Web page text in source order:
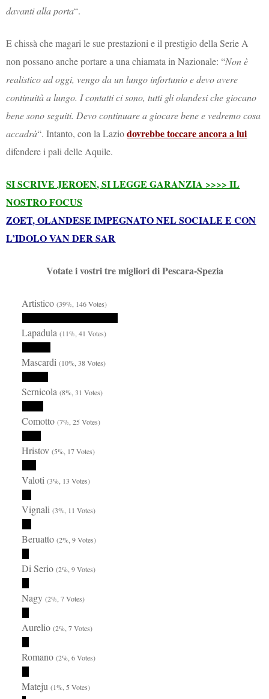
davanti alla porta“.
E chissà che magari le sue prestazioni e il prestigio della Serie A
non possano anche portare a una chiamata in Nazionale: “Non è
realistico ad oggi, vengo da un lungo infortunio e devo avere
continuità a lungo. I contatti ci sono, tutti gli olandesi che giocano
bene sono seguiti. Devo continuare a giocare bene e vedremo cosa
accadrà“. Intanto, con la Laziodovrebbe toccare ancora a lui
difendere i pali delle Aquile.
SI SCRIVE JEROEN, SI LEGGE GARANZIA >>>> IL
NOSTRO FOCUS
ZOET, OLANDESE IMPEGNATO NEL SOCIALE E CON
L’IDOLO VAN DER SAR
Votate i vostri tre migliori di Pescara-Spezia
Artistico(39%, 146 Votes)
Lapadula(11%, 41 Votes)
Mascardi(10%, 38 Votes)
Sernicola(8%, 31 Votes)
Comotto(7%, 25 Votes)
Hristov(5%, 17 Votes)
Valoti(3%, 13 Votes)
Vignali(3%, 11 Votes)
Beruatto(2%, 9 Votes)
Di Serio(2%, 9 Votes)
Nagy(2%, 7 Votes)
Aurelio(2%, 7 Votes)
Romano(2%, 6 Votes)
Mateju(1%, 5 Votes)